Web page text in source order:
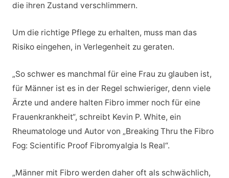
die ihren Zustand verschlimmern.
Um die richtige Pflege zu erhalten, muss man das
Risiko eingehen, in Verlegenheit zu geraten.
„So schwer es manchmal für eine Frau zu glauben ist,
für Männer ist es in der Regel schwieriger, denn viele
Ärzte und andere halten Fibro immer noch für eine
Frauenkrankheit“, schreibt Kevin P. White, ein
Rheumatologe und Autor von „Breaking Thru the Fibro
Fog: Scientific Proof Fibromyalgia Is Real“.
„Männer mit Fibro werden daher oft als schwächlich,